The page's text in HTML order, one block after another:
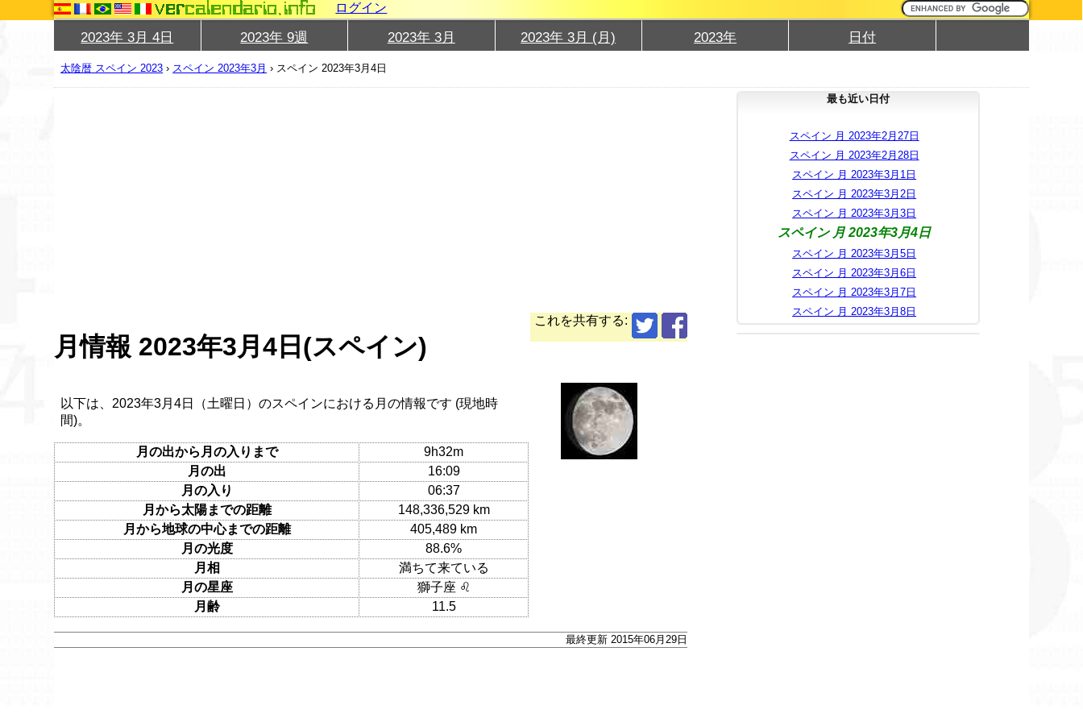
ログイン
2023年 3月 4日 2023年 9週 2023年 3月 2023年 3月 (月) 2023年 日付
太陰暦 スペイン 2023 › スペイン 2023年3月 › スペイン 2023年3月4日
これを共有する:
月情報 2023年3月4日(スペイン)
以下は、2023年3月4日（土曜日）のスペインにおける月の情報です (現地時
間)。
月の出から月の入りまで
9h32m
月の出
16:09
月の入り
06:37
月から太陽までの距離
148,336,529 km
月から地球の中心までの距離
405,489 km
月の光度
88.6%
月相
満ちて来ている
月の星座
獅子座 ♌
月齢
11.5
最終更新 2015年06月29日
最も近い日付
スペイン 月 2023年2月27日
スペイン 月 2023年2月28日
スペイン 月 2023年3月1日
スペイン 月 2023年3月2日
スペイン 月 2023年3月3日
スペイン 月 2023年3月4日
スペイン 月 2023年3月5日
スペイン 月 2023年3月6日
スペイン 月 2023年3月7日
スペイン 月 2023年3月8日